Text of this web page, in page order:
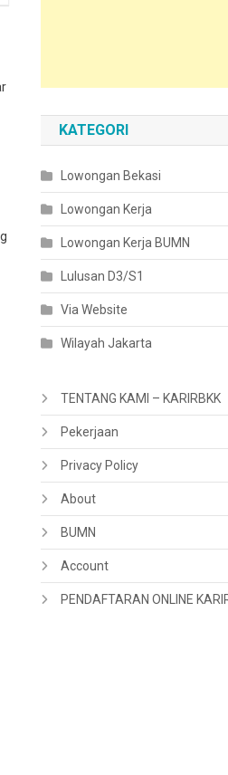
KATEGORI
Lowongan Bekasi
Lowongan Kerja
Lowongan Kerja BUMN
Lulusan D3/S1
Via Website
Wilayah Jakarta
TENTANG KAMI – KARIRBKK
Pekerjaan
Privacy Policy
About
BUMN
Account
PENDAFTARAN ONLINE